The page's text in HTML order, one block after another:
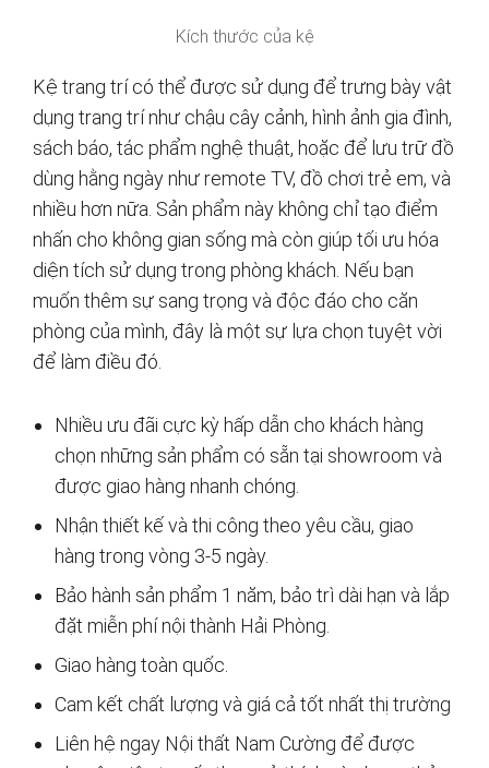
Kích thước của kệ
Kệ trang trí có thể được sử dụng để trưng bày vật
dụng trang trí như chậu cây cảnh, hình ảnh gia đình,
sách báo, tác phẩm nghệ thuật, hoặc để lưu trữ đồ
dùng hằng ngày như remote TV, đồ chơi trẻ em, và
nhiều hơn nữa. Sản phẩm này không chỉ tạo điểm
nhấn cho không gian sống mà còn giúp tối ưu hóa
diện tích sử dụng trong phòng khách. Nếu bạn
muốn thêm sự sang trọng và độc đáo cho căn
phòng của mình, đây là một sự lựa chọn tuyệt vời
để làm điều đó.
Nhiều ưu đãi cực kỳ hấp dẫn cho khách hàng
chọn những sản phẩm có sẵn tại showroom và
được giao hàng nhanh chóng.
Nhận thiết kế và thi công theo yêu cầu, giao
hàng trong vòng 3-5 ngày.
Bảo hành sản phẩm 1 năm, bảo trì dài hạn và lắp
đặt miễn phí nội thành Hải Phòng.
Giao hàng toàn quốc.
Cam kết chất lượng và giá cả tốt nhất thị trường
Liên hệ ngay Nội thất Nam Cường để được